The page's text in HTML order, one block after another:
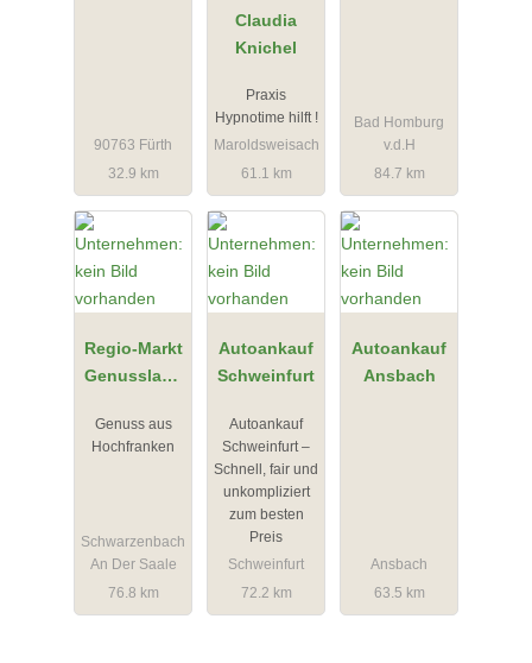
90763 Fürth
32.9 km
Claudia
Knichel
Praxis
Hypnotime hilft !
Maroldsweisach
61.1 km
Bad Homburg
v.d.H
84.7 km
Regio-Markt
Genusslade
Genuss aus
Hochfranken
Schwarzenbach
An Der Saale
76.8 km
Autoankauf
Schweinfurt
Autoankauf
Schweinfurt –
Schnell, fair und
unkompliziert
zum besten
Preis
Schweinfurt
72.2 km
Autoankauf
Ansbach
Ansbach
63.5 km